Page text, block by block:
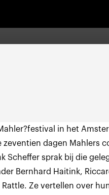
in het
dagen Mahlers
Scheffer sprak bij die
Bernhard Haitink,
Ze vertellen over